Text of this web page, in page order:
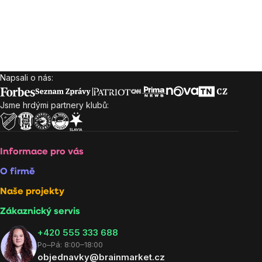
Zápatí
Napsali o nás:
Jsme hrdými partnery klubů:
Informace pro vás
O firmě
Naše projekty
Zákaznický servis
‭+420 555 333 688
Po–Pá: 8:00–18:00
objednavky@brainmarket.cz